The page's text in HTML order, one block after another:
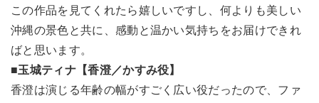
この作品を見てくれたら嬉しいですし、何よりも美しい
沖縄の景色と共に、感動と温かい気持ちをお届けできれ
ばと思います。
■玉城ティナ【香澄／かすみ役】
香澄は演じる年齢の幅がすごく広い役だったので、ファ